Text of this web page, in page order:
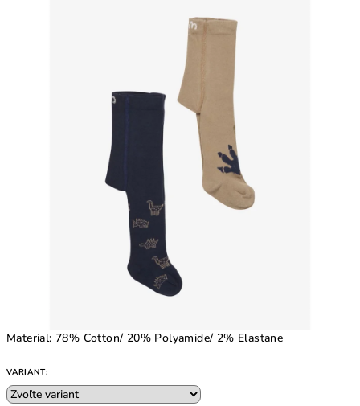
Material: 78% Cotton/ 20% Polyamide/ 2% Elastane
VARIANT: